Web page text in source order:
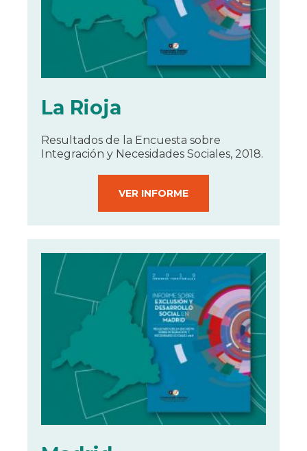
La Rioja
Resultados de la Encuesta sobre
Integración y Necesidades Sociales, 2018.
VER INFORME